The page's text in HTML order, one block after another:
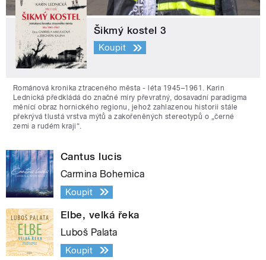
Šikmý kostel 3
Koupit
Románová kronika ztraceného města - léta 1945–1961. Karin
Lednická předkládá do značné míry převratný, dosavadní paradigma
měnící obraz hornického regionu, jehož zahlazenou historii stále
překrývá tlustá vrstva mýtů a zakořeněných stereotypů o „černé
zemi a rudém kraji“.
Cantus lucis
Carmina Bohemica
Koupit
Elbe, velká řeka
Luboš Palata
Koupit